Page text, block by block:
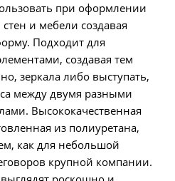
при оформлении
и мебели создавая
Подходит для
создавая тем
зеркала либо выступать,
между двумя разными
Высококачественная
из полиуретана,
как для небольшой
крупной компании.